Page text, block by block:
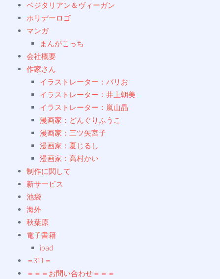
ベジタリアン＆ヴィーガン
ホリデーロゴ
マンガ
まんがこっち
会社概要
作家さん
イラストレーター：バリお
イラストレーター：井上朝美
イラストレーター：嵐山晶
漫画家：どんぐりふうこ
漫画家：三ツ矢宮子
漫画家：夏じるし
漫画家：高村かい
制作に関して
新サービス
池袋
海外
秋葉原
電子書籍
ipad
＝311＝
＝＝＝お問い合わせ＝＝＝